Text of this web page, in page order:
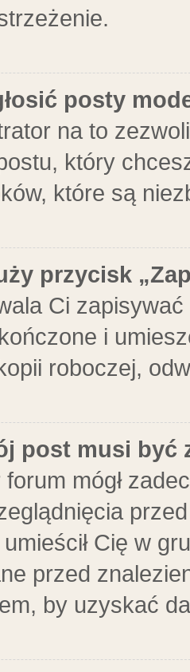
posty
na to
który
które są
przycisk
Ci
i
roboczej,
post musi być
mógł
Cię w
przed
by uzyskać